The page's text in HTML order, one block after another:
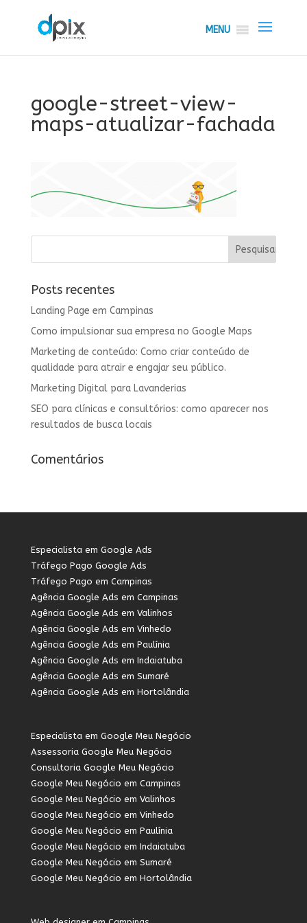
MENU
google-street-view-
maps-atualizar-fachada
Posts recentes
Landing Page em Campinas
Como impulsionar sua empresa no Google Maps
Marketing de conteúdo: Como criar conteúdo de
qualidade para atrair e engajar seu público.
Marketing Digital para Lavanderias
SEO para clínicas e consultórios: como aparecer nos
resultados de busca locais
Comentários
Especialista em Google Ads
Tráfego Pago Google Ads
Tráfego Pago em Campinas
Agência Google Ads em Campinas
Agência Google Ads em Valinhos
Agência Google Ads em Vinhedo
Agência Google Ads em Paulínia
Agência Google Ads em Indaiatuba
Agência Google Ads em Sumaré
Agência Google Ads em Hortolândia
Especialista em Google Meu Negócio
Assessoria Google Meu Negócio
Consultoria Google Meu Negócio
Google Meu Negócio em Campinas
Google Meu Negócio em Valinhos
Google Meu Negócio em Vinhedo
Google Meu Negócio em Paulínia
Google Meu Negócio em Indaiatuba
Google Meu Negócio em Sumaré
Google Meu Negócio em Hortolândia